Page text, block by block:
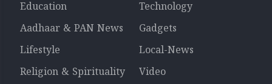
Education
Technology
Aadhaar & PAN News
Gadgets
Lifestyle
Local-News
Religion & Spirituality
Video